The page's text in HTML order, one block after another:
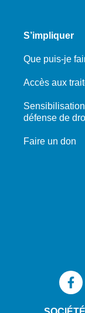
S’impliquer
Que puis-je
Accès aux
défense de
Faire un don